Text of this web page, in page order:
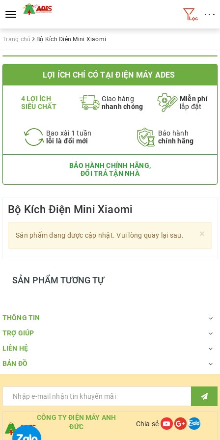
Toggle
navigation
• • •
Trang chủ Bộ Kích Điện Mini Xiaomi
LỢI ÍCH CHỈ CÓ TẠI ĐIỆN MÁY ADES
4 LỢI ÍCH
SIÊU CHẤT
Giao hàng
nhanh chóng
Miễn phí
lắp đặt
Bao xài 1 tuần
lỗi là đổi mới
Bảo hành
chính hãng
BẢO HÀNH CHÍNH HÃNG,
ĐỔI TRẢ TẬN NHÀ
Bộ Kích Điện Mini Xiaomi
×
Sản phẩm đang được cập nhật. Vui lòng quay lại sau.
SẢN PHẨM TƯƠNG TỰ
THÔNG TIN
TRỢ GIÚP
LIÊN HỆ
BẢN ĐỒ
CÔNG TY ĐIỆN MÁY ANH
ĐỨC
Chia sẻ